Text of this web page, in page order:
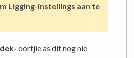
Ligging-instellings aan te
oortjie as dit nog nie